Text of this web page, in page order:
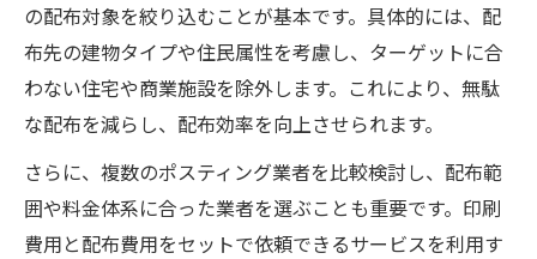
の配布対象を絞り込むことが基本です。具体的には、配
布先の建物タイプや住民属性を考慮し、ターゲットに合
わない住宅や商業施設を除外します。これにより、無駄
な配布を減らし、配布効率を向上させられます。
さらに、複数のポスティング業者を比較検討し、配布範
囲や料金体系に合った業者を選ぶことも重要です。印刷
費用と配布費用をセットで依頼できるサービスを利用す